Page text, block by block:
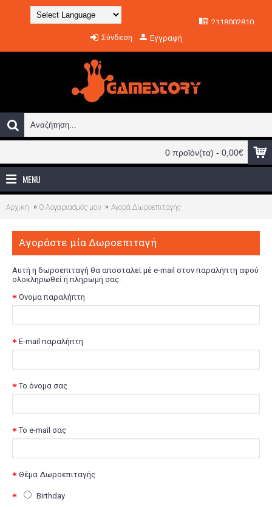
Translate
2118002810
Σύνδεση
Εγγραφή
0 προϊόν(τα) - 0,00€
MENU
Αρχική O Λογαριασμός μου Αγορά Δωροεπιταγής
Αγοράστε μία Δωροεπιταγή
Αυτή η δωροεπιταγή θα αποσταλεί μέ e-mail στον παραλήπτη αφού
ολοκληρωθεί ή πληρωμή σας.
Όνομα παραλήπτη
E-mail παραλήπτη
Το όνομα σας
Το e-mail σας
Θέμα Δωροεπιταγής
Birthday